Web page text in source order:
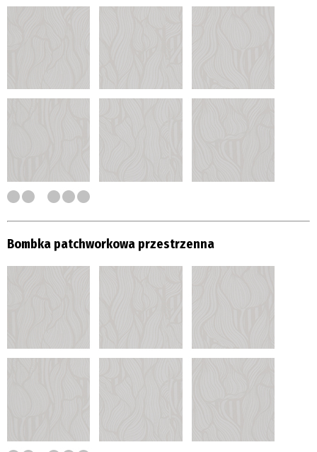
Bombka patchworkowa przestrzenna